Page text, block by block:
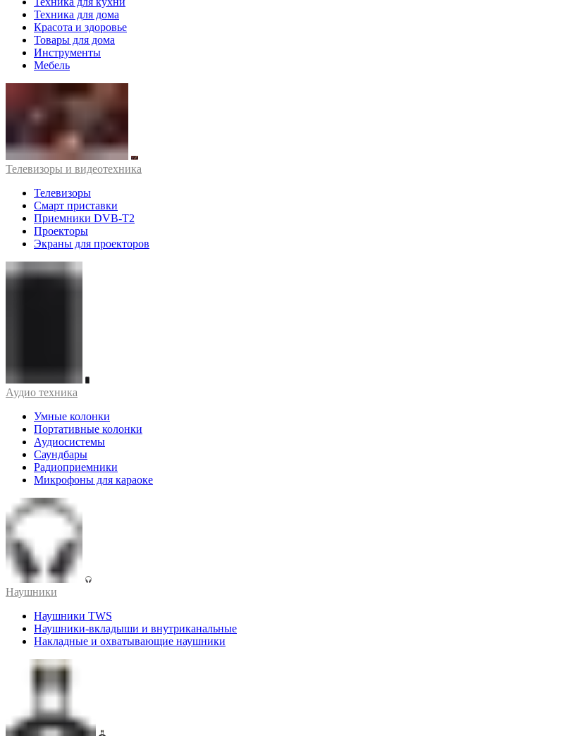
Техника для дома
Красота и здоровье
Товары для дома
Инструменты
Мебель
Телевизоры и видеотехника
Телевизоры
Смарт приставки
Приемники DVB-T2
Проекторы
Экраны для проекторов
Аудио техника
Умные колонки
Портативные колонки
Аудиосистемы
Саундбары
Радиоприемники
Микрофоны для караоке
Наушники
Наушники TWS
Наушники-вкладыши и внутриканальные
Накладные и охватывающие наушники